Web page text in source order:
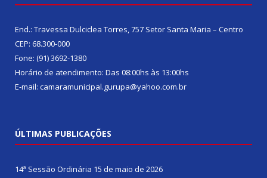
End.: Travessa Dulciclea Torres, 757 Setor Santa Maria – Centro
CEP: 68.300-000
Fone: (91) 3692-1380
Horário de atendimento: Das 08:00hs às 13:00hs
E-mail: camaramunicipal.gurupa@yahoo.com.br
ÚLTIMAS PUBLICAÇÕES
14ª Sessão Ordinária 15 de maio de 2026